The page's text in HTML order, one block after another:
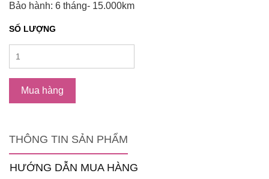
Bảo hành: 6 tháng- 15.000km
SỐ LƯỢNG
Mua hàng
THÔNG TIN SẢN PHẨM
HƯỚNG DẪN MUA HÀNG